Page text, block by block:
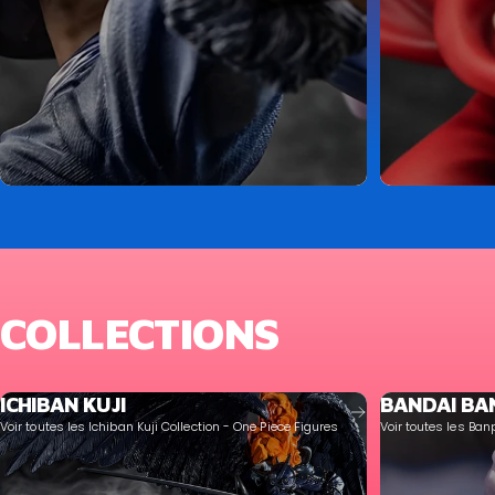
COLLECTIONS
ICHIBAN KUJI
Voir toutes les Ichiban Kuji Collection - One Piece Figures
BANDAI
Voir toutes les